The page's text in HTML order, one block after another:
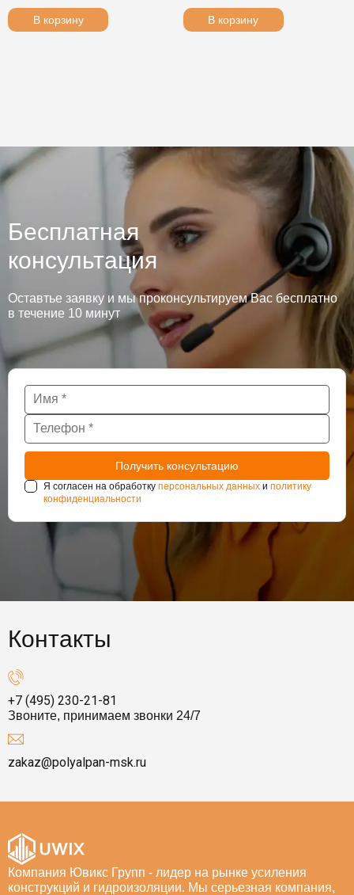
В корзину В корзину
Бесплатная
консультация
Оставтье заявку и мы проконсультируем Вас бесплатно
в течение 10 минут
Я согласен на обработку персональных данных и политику
конфиденциальности
Контакты
+7 (495) 230-21-81
Звоните, принимаем звонки 24/7
zakaz@polyalpan-msk.ru
Компания Ювикс Групп - лидер на рынке усиления
конструкций и гидроизоляции. Мы серьезная компания,